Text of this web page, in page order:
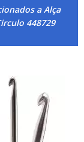
a Alça
448729